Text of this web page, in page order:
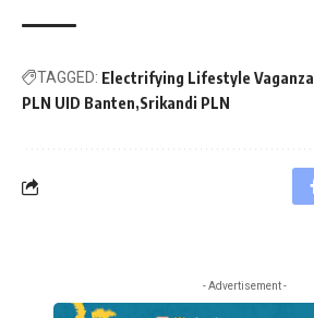
TAGGED: Electrifying Lifestyle Vaganza
PLN UID Banten Srikandi PLN
- Advertisement -